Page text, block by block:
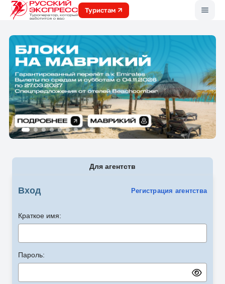
Туристам
Для агентств
Вход Регистрация агентства
Краткое имя:
Пароль: